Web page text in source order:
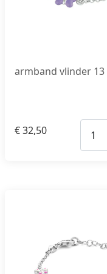
armband vlinder 13
€32,50